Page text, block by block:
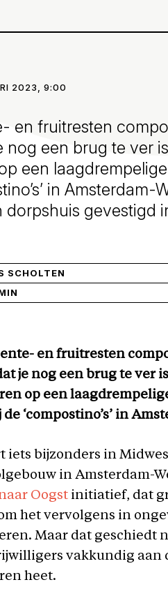
2023, 9:00
en fruitresten
nog een brug te ver
een
in
dorpshuis
SCHOLTEN
en fruitresten
je nog een brug te ver
op een
‘compostino’s’ in
iets bijzonders in
in Amsterdam-
Oogst initiatief, dat
het vervolgens in
Maar dat geschiedt
vakkundig aan
heet.